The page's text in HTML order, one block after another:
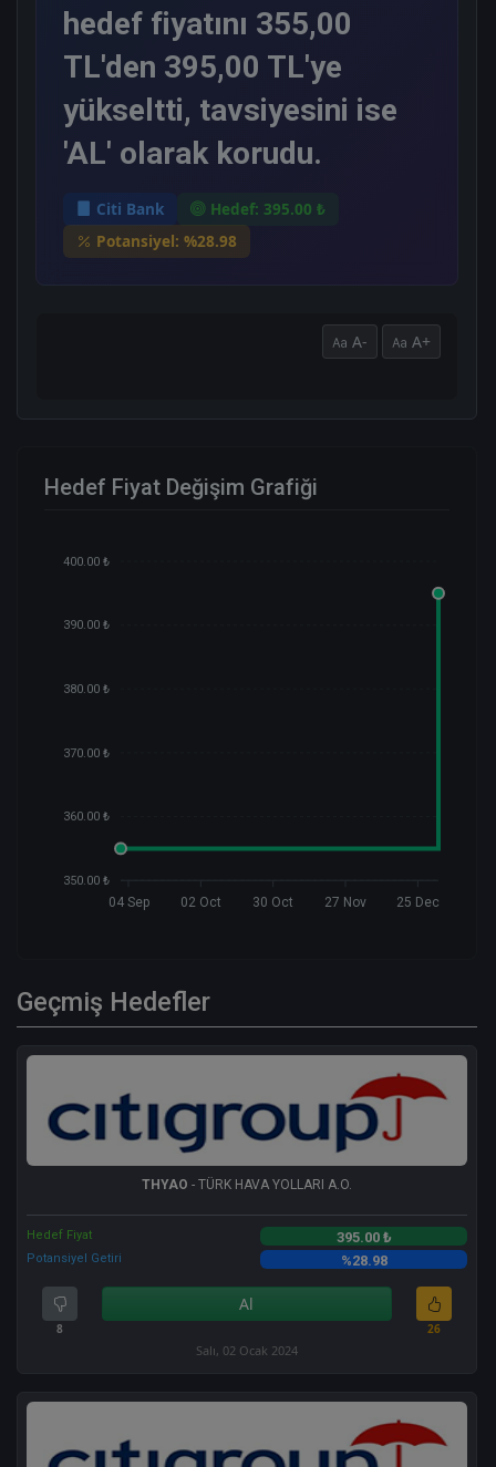
hedef fiyatını 355,00
TL'den 395,00 TL'ye
yükseltti, tavsiyesini ise
'AL' olarak korudu.
Citi Bank
Hedef: 395.00 ₺
Potansiyel: %28.98
A- A+
Hedef Fiyat Değişim Grafiği
400.00 ₺
390.00 ₺
380.00 ₺
370.00 ₺
360.00 ₺
350.00 ₺
04 Sep 02 Oct 30 Oct 27 Nov 25 Dec
Geçmiş Hedefler
THYAO - TÜRK HAVA YOLLARI A.O.
Hedef Fiyat 395.00 ₺
Potansiyel Getiri %28.98
8
Al
26
Salı, 02 Ocak 2024